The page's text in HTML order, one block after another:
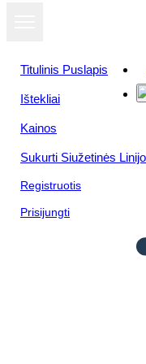
Titulinis Puslapis
Ištekliai
Kainos
Sukurti Siužetinės
Registruotis
Prisijungti